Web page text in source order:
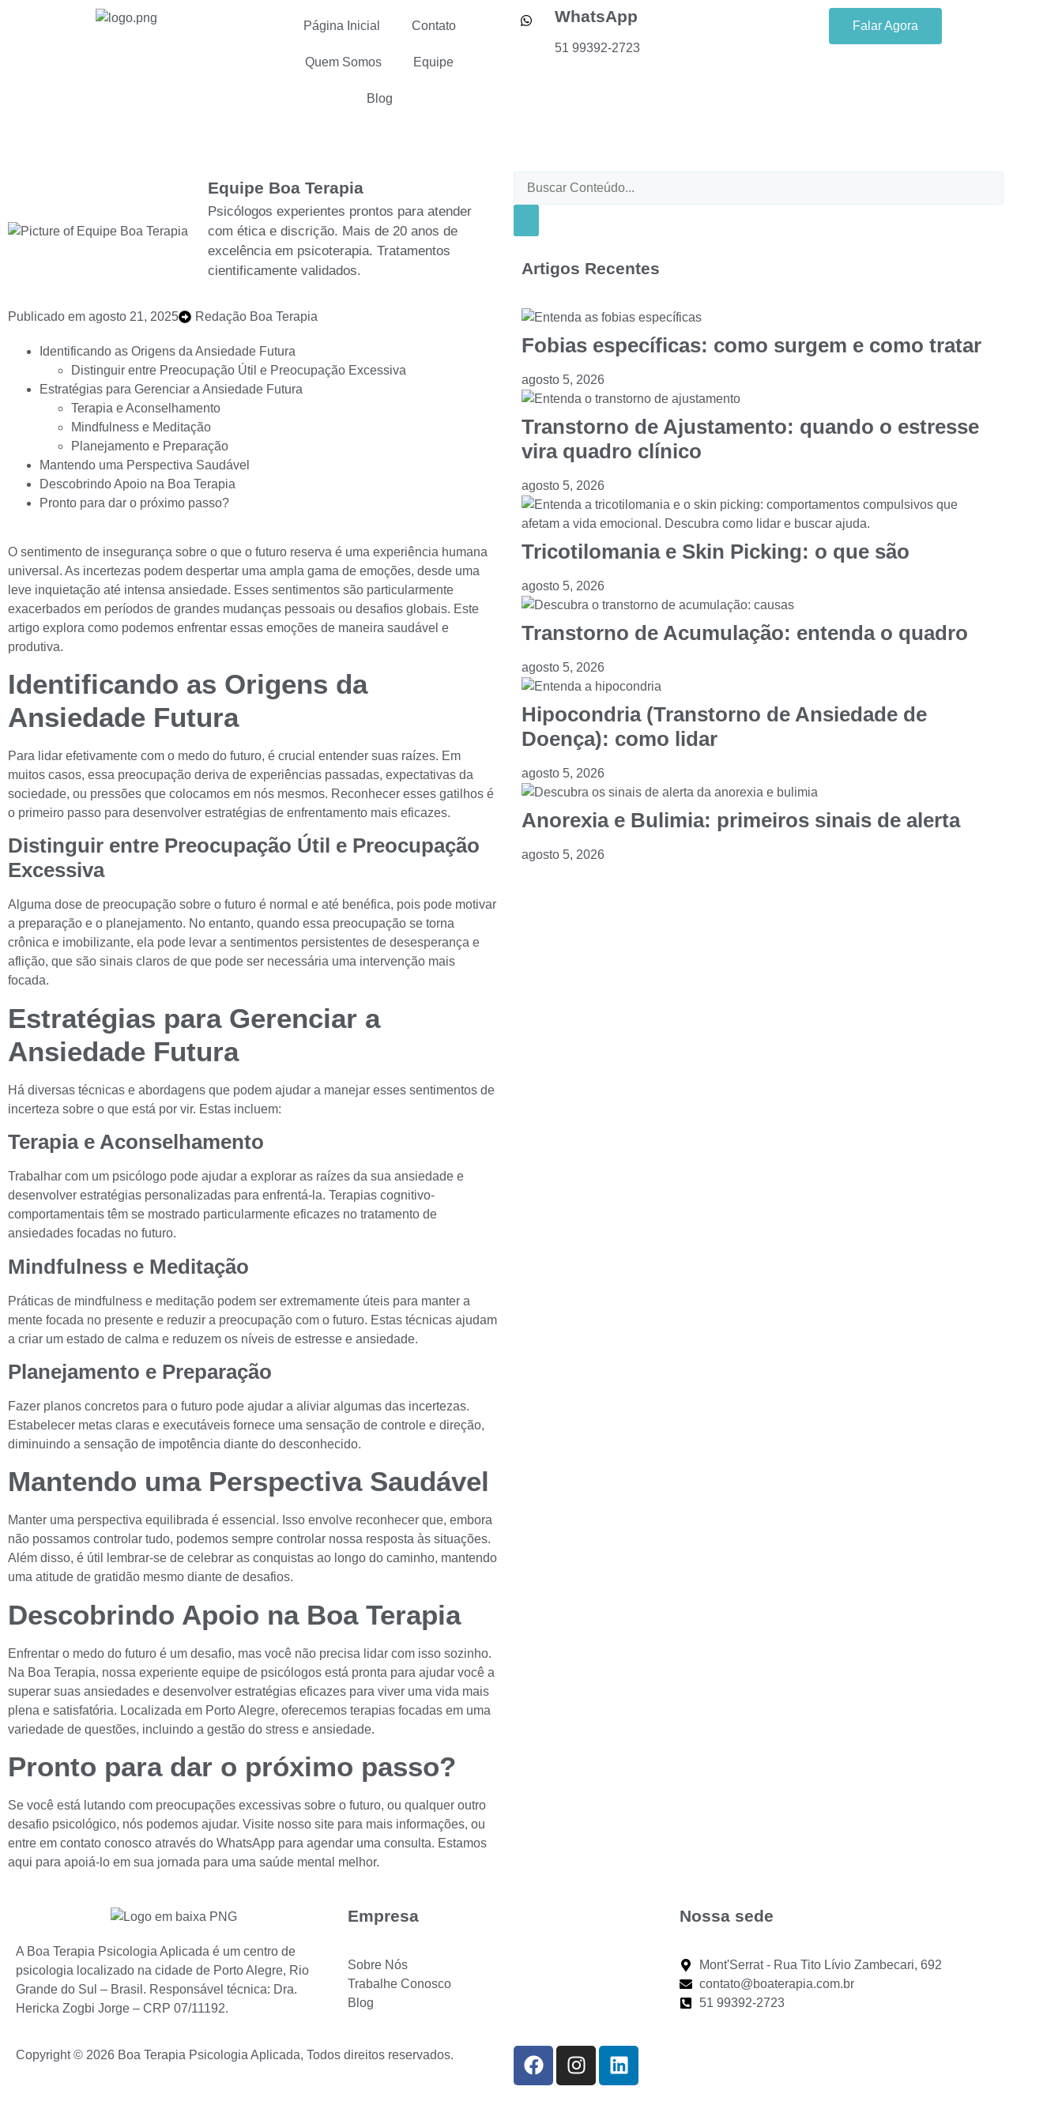
Página Inicial Contato
Quem Somos Equipe
Blog
WhatsApp
51 99392-2723
Falar Agora
Equipe Boa Terapia
Psicólogos experientes prontos para atender
com ética e discrição. Mais de 20 anos de
excelência em psicoterapia. Tratamentos
cientificamente validados.
Publicado em agosto 21, 2025 Redação Boa Terapia
Identificando as Origens da Ansiedade Futura
Distinguir entre Preocupação Útil e Preocupação Excessiva
Estratégias para Gerenciar a Ansiedade Futura
Terapia e Aconselhamento
Mindfulness e Meditação
Planejamento e Preparação
Mantendo uma Perspectiva Saudável
Descobrindo Apoio na Boa Terapia
Pronto para dar o próximo passo?
O sentimento de insegurança sobre o que o futuro reserva é uma experiência humana
universal. As incertezas podem despertar uma ampla gama de emoções, desde uma
leve inquietação até intensa ansiedade. Esses sentimentos são particularmente
exacerbados em períodos de grandes mudanças pessoais ou desafios globais. Este
artigo explora como podemos enfrentar essas emoções de maneira saudável e
produtiva.
Identificando as Origens da
Ansiedade Futura
Para lidar efetivamente com o medo do futuro, é crucial entender suas raízes. Em
muitos casos, essa preocupação deriva de experiências passadas, expectativas da
sociedade, ou pressões que colocamos em nós mesmos. Reconhecer esses gatilhos é
o primeiro passo para desenvolver estratégias de enfrentamento mais eficazes.
Distinguir entre Preocupação Útil e Preocupação
Excessiva
Alguma dose de preocupação sobre o futuro é normal e até benéfica, pois pode motivar
a preparação e o planejamento. No entanto, quando essa preocupação se torna
crônica e imobilizante, ela pode levar a sentimentos persistentes de desesperança e
aflição, que são sinais claros de que pode ser necessária uma intervenção mais
focada.
Estratégias para Gerenciar a
Ansiedade Futura
Há diversas técnicas e abordagens que podem ajudar a manejar esses sentimentos de
incerteza sobre o que está por vir. Estas incluem:
Terapia e Aconselhamento
Trabalhar com um psicólogo pode ajudar a explorar as raízes da sua ansiedade e
desenvolver estratégias personalizadas para enfrentá-la. Terapias cognitivo-
comportamentais têm se mostrado particularmente eficazes no tratamento de
ansiedades focadas no futuro.
Mindfulness e Meditação
Práticas de mindfulness e meditação podem ser extremamente úteis para manter a
mente focada no presente e reduzir a preocupação com o futuro. Estas técnicas ajudam
a criar um estado de calma e reduzem os níveis de estresse e ansiedade.
Planejamento e Preparação
Fazer planos concretos para o futuro pode ajudar a aliviar algumas das incertezas.
Estabelecer metas claras e executáveis fornece uma sensação de controle e direção,
diminuindo a sensação de impotência diante do desconhecido.
Mantendo uma Perspectiva Saudável
Manter uma perspectiva equilibrada é essencial. Isso envolve reconhecer que, embora
não possamos controlar tudo, podemos sempre controlar nossa resposta às situações.
Além disso, é útil lembrar-se de celebrar as conquistas ao longo do caminho, mantendo
uma atitude de gratidão mesmo diante de desafios.
Descobrindo Apoio na Boa Terapia
Enfrentar o medo do futuro é um desafio, mas você não precisa lidar com isso sozinho.
Na Boa Terapia, nossa experiente equipe de psicólogos está pronta para ajudar você a
superar suas ansiedades e desenvolver estratégias eficazes para viver uma vida mais
plena e satisfatória. Localizada em Porto Alegre, oferecemos terapias focadas em uma
variedade de questões, incluindo a gestão do stress e ansiedade.
Pronto para dar o próximo passo?
Se você está lutando com preocupações excessivas sobre o futuro, ou qualquer outro
desafio psicológico, nós podemos ajudar. Visite nosso site para mais informações, ou
entre em contato conosco através do WhatsApp para agendar uma consulta. Estamos
aqui para apoiá-lo em sua jornada para uma saúde mental melhor.
Artigos Recentes
Fobias específicas: como surgem e como tratar
agosto 5, 2026
Transtorno de Ajustamento: quando o estresse
vira quadro clínico
agosto 5, 2026
Tricotilomania e Skin Picking: o que são
agosto 5, 2026
Transtorno de Acumulação: entenda o quadro
agosto 5, 2026
Hipocondria (Transtorno de Ansiedade de
Doença): como lidar
agosto 5, 2026
Anorexia e Bulimia: primeiros sinais de alerta
agosto 5, 2026
A Boa Terapia Psicologia Aplicada é um centro de
psicologia localizado na cidade de Porto Alegre, Rio
Grande do Sul – Brasil. Responsável técnica: Dra.
Hericka Zogbi Jorge – CRP 07/11192.
Empresa
Sobre Nós
Trabalhe Conosco
Blog
Nossa sede
Mont'Serrat - Rua Tito Lívio Zambecari, 692
contato@boaterapia.com.br
51 99392-2723
Copyright © 2026 Boa Terapia Psicologia Aplicada, Todos direitos reservados.